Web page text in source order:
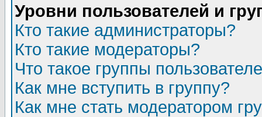
Уровни пользователей и
Кто такие администраторы?
Кто такие модераторы?
Что такое группы
Как мне вступить в группу?
Как мне стать модератором